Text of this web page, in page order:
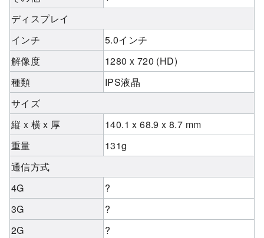
ディスプレイ
インチ
5.0インチ
解像度
1280 x 720 (HD)
種類
IPS液晶
サイズ
縦 x 横 x 厚
140.1 x 68.9 x 8.7 mm
重量
131g
通信方式
4G
?
3G
?
2G
?